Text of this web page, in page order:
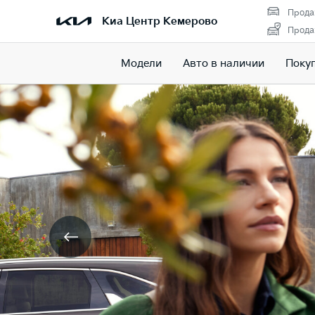
Киа Центр Кемерово
Модели
Авто в наличии
запчасти